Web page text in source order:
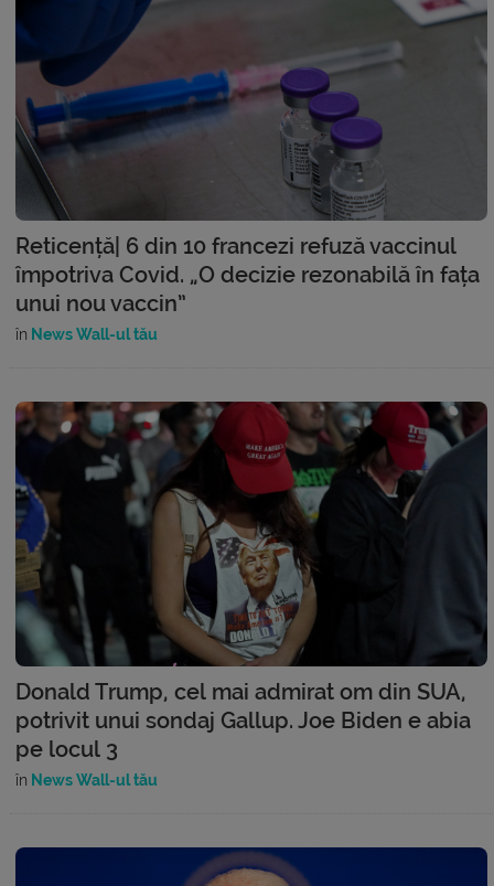
Reticență| 6 din 10 francezi refuză vaccinul
împotriva Covid. „O decizie rezonabilă în fața
unui nou vaccin”
în News Wall-ul tău
Donald Trump, cel mai admirat om din SUA,
potrivit unui sondaj Gallup. Joe Biden e abia
pe locul 3
în News Wall-ul tău